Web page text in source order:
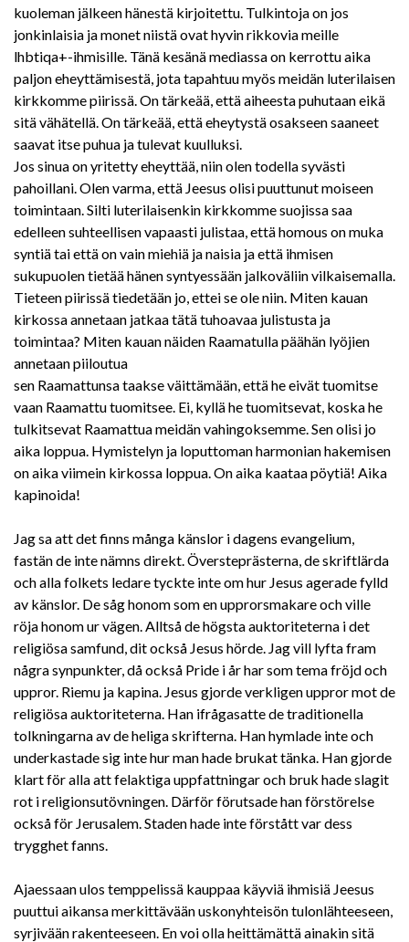
kuoleman jälkeen hänestä kirjoitettu. Tulkintoja on jos
jonkinlaisia ja monet niistä ovat hyvin rikkovia meille
lhbtiqa+-ihmisille. Tänä kesänä mediassa on kerrottu aika
paljon eheyttämisestä, jota tapahtuu myös meidän luterilaisen
kirkkomme piirissä. On tärkeää, että aiheesta puhutaan eikä
sitä vähätellä. On tärkeää, että eheytystä osakseen saaneet
saavat itse puhua ja tulevat kuulluksi.
Jos sinua on yritetty eheyttää, niin olen todella syvästi
pahoillani. Olen varma, että Jeesus olisi puuttunut moiseen
toimintaan. Silti luterilaisenkin kirkkomme suojissa saa
edelleen suhteellisen vapaasti julistaa, että homous on muka
syntiä tai että on vain miehiä ja naisia ja että ihmisen
sukupuolen tietää hänen syntyessään jalkoväliin vilkaisemalla.
Tieteen piirissä tiedetään jo, ettei se ole niin. Miten kauan
kirkossa annetaan jatkaa tätä tuhoavaa julistusta ja
toimintaa? Miten kauan näiden Raamatulla päähän lyöjien
annetaan piiloutua
sen Raamattunsa taakse väittämään, että he eivät tuomitse
vaan Raamattu tuomitsee. Ei, kyllä he tuomitsevat, koska he
tulkitsevat Raamattua meidän vahingoksemme. Sen olisi jo
aika loppua. Hymistelyn ja loputtoman harmonian hakemisen
on aika viimein kirkossa loppua. On aika kaataa pöytiä! Aika
kapinoida!
Jag sa att det finns många känslor i dagens evangelium,
fastän de inte nämns direkt. Översteprästerna, de skriftlärda
och alla folkets ledare tyckte inte om hur Jesus agerade fylld
av känslor. De såg honom som en upprorsmakare och ville
röja honom ur vägen. Alltså de högsta auktoriteterna i det
religiösa samfund, dit också Jesus hörde. Jag vill lyfta fram
några synpunkter, då också Pride i år har som tema fröjd och
uppror. Riemu ja kapina. Jesus gjorde verkligen uppror mot de
religiösa auktoriteterna. Han ifrågasatte de traditionella
tolkningarna av de heliga skrifterna. Han hymlade inte och
underkastade sig inte hur man hade brukat tänka. Han gjorde
klart för alla att felaktiga uppfattningar och bruk hade slagit
rot i religionsutövningen. Därför förutsade han förstörelse
också för Jerusalem. Staden hade inte förstått var dess
trygghet fanns.
Ajaessaan ulos temppelissä kauppaa käyviä ihmisiä Jeesus
puuttui aikansa merkittävään uskonyhteisön tulonlähteeseen,
syrjivään rakenteeseen. En voi olla heittämättä ainakin sitä